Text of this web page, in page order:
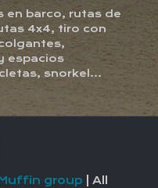
en barco, rutas de
4x4, tiro con
espacios
snorkel...
group | All